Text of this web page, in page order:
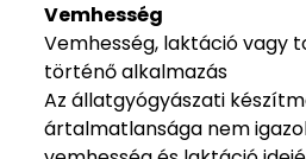
Vemhesség
Vemhesség, laktáció vagy
történő alkalmazás
Az állatgyógyászati
ártalmatlansága nem